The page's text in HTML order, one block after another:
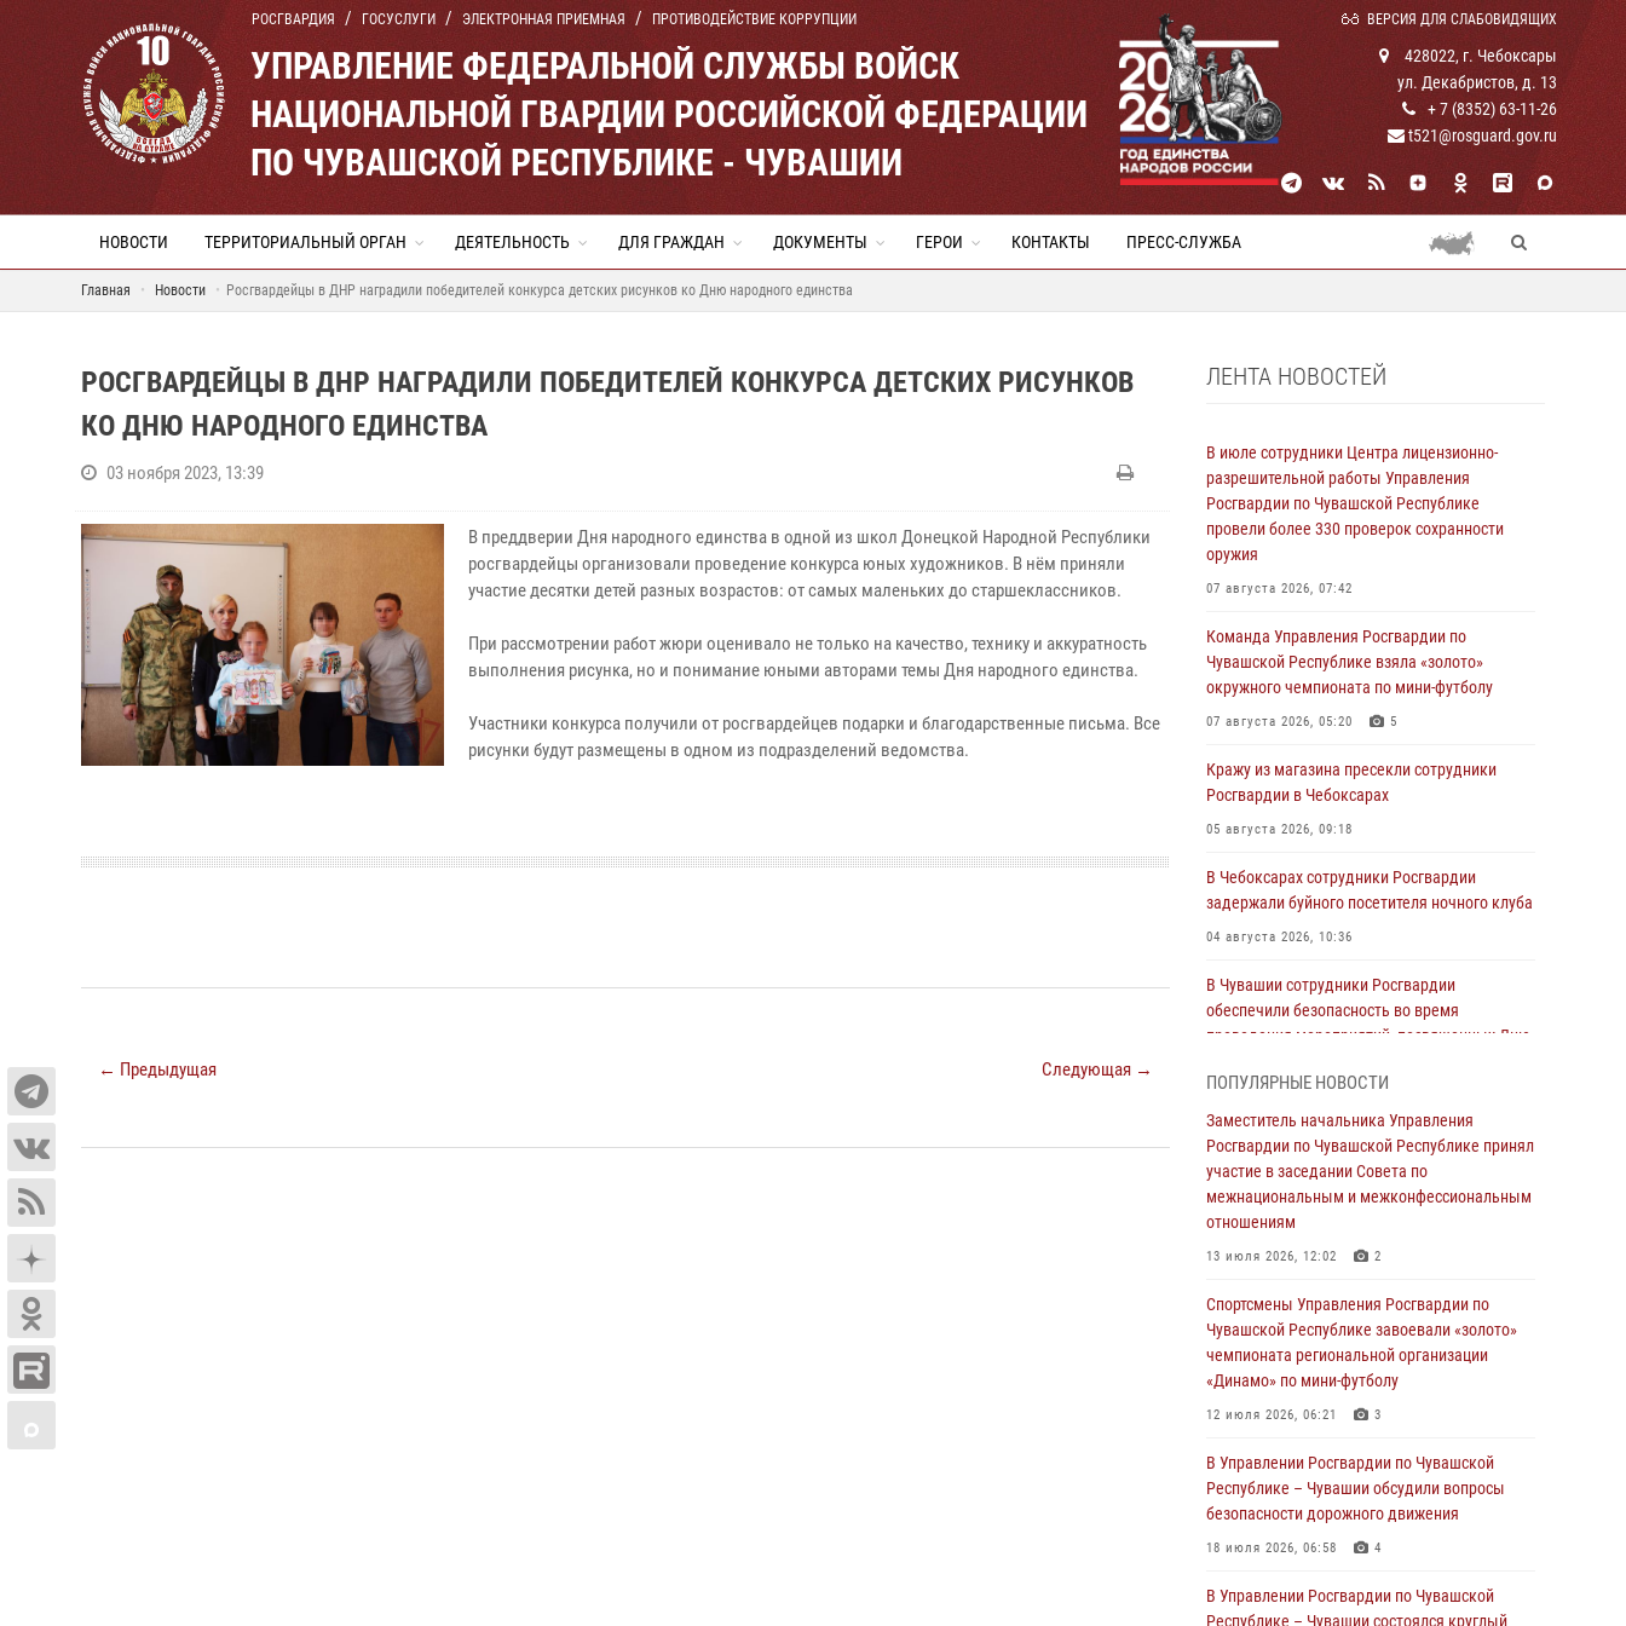
РОСГВАРДИЯ ГОСУСЛУГИ ЭЛЕКТРОННАЯ ПРИЕМНАЯ ПРОТИВОДЕЙСТВИЕ КОРРУПЦИИ ВЕРСИЯ ДЛЯ СЛАБОВИДЯЩИХ
УПРАВЛЕНИЕ ФЕДЕРАЛЬНОЙ СЛУЖБЫ ВОЙСК
НАЦИОНАЛЬНОЙ ГВАРДИИ РОССИЙСКОЙ ФЕДЕРАЦИИ
ПО ЧУВАШСКОЙ РЕСПУБЛИКЕ - ЧУВАШИИ
428022, г. Чебоксары
ул. Декабристов, д. 13
+ 7 (8352) 63-11-26
t521@rosguard.gov.ru
НОВОСТИ ТЕРРИТОРИАЛЬНЫЙ ОРГАН ДЕЯТЕЛЬНОСТЬ ДЛЯ ГРАЖДАН ДОКУМЕНТЫ ГЕРОИ КОНТАКТЫ ПРЕСС-СЛУЖБА
Главная Новости Росгвардейцы в ДНР наградили победителей конкурса детских рисунков ко Дню народного единства
РОСГВАРДЕЙЦЫ В ДНР НАГРАДИЛИ ПОБЕДИТЕЛЕЙ КОНКУРСА ДЕТСКИХ РИСУНКОВ
КО ДНЮ НАРОДНОГО ЕДИНСТВА
03 ноября 2023, 13:39
В преддверии Дня народного единства в одной из школ Донецкой Народной Республики
росгвардейцы организовали проведение конкурса юных художников. В нём приняли
участие десятки детей разных возрастов: от самых маленьких до старшеклассников.
При рассмотрении работ жюри оценивало не только на качество, технику и аккуратность
выполнения рисунка, но и понимание юными авторами темы Дня народного единства.
Участники конкурса получили от росгвардейцев подарки и благодарственные письма. Все
рисунки будут размещены в одном из подразделений ведомства.
← Предыдущая Следующая →
ЛЕНТА НОВОСТЕЙ
В июле сотрудники Центра лицензионно-
разрешительной работы Управления
Росгвардии по Чувашской Республике
провели более 330 проверок сохранности
оружия
07 августа 2026, 07:42
Команда Управления Росгвардии по
Чувашской Республике взяла «золото»
окружного чемпионата по мини-футболу
07 августа 2026, 05:20 5
Кражу из магазина пресекли сотрудники
Росгвардии в Чебоксарах
05 августа 2026, 09:18
В Чебоксарах сотрудники Росгвардии
задержали буйного посетителя ночного клуба
04 августа 2026, 10:36
В Чувашии сотрудники Росгвардии
обеспечили безопасность во время
проведения мероприятий, посвященных Дню
В июле сотрудники вневедомственной
охраны Росгвардии задержали более 200
граждан, подозреваемых в совершении
правонарушений
03 августа 2026, 08:20
В Росгвардии вспоминают российских
воинов, погибших в Первой мировой войне
1914-1918 годов
01 августа 2026, 07:19
подозреваемого в причинении тяжкого вреда
здоровью
01 августа 2026, 06:12
национальной гвардии Российской
Федерации
ПОПУЛЯРНЫЕ НОВОСТИ
Заместитель начальника Управления
Росгвардии по Чувашской Республике принял
участие в заседании Совета по
межнациональным и межконфессиональным
отношениям
13 июля 2026, 12:02 2
Спортсмены Управления Росгвардии по
Чувашской Республике завоевали «золото»
чемпионата региональной организации
«Динамо» по мини-футболу
12 июля 2026, 06:21 3
В Управлении Росгвардии по Чувашской
Республике – Чувашии обсудили вопросы
безопасности дорожного движения
18 июля 2026, 06:58 4
В Управлении Росгвардии по Чувашской
Республике – Чувашии состоялся круглый